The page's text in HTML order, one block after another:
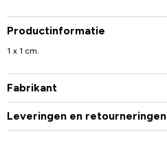
Productinformatie
1 x 1 cm.
Fabrikant
Leveringen en retourneringen